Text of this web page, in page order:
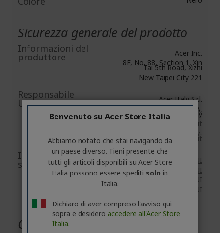
Sicurezza generale del prodotto
Informazioni del
produttore
Acer Inc.
8F, No. 88, Section 1, Xin
Tai 5th Road, Xizhi
New Taipei City 221
Responsabile
UE/importatore UE
Acer Italy S.r.l.
Viale delle Industrie 1/A,
20044 Arese (MI), Italy
https://www.acer.com/it-it
acer-italy-
srl@legalmail.it
Immagini/documenti
sulla sicurezza Accessori: disponibile
QUI
Networking: disponibile
QUI
eScooters: disponibile
QUI
QUI
Garanzia
Benvenuto su Acer Store Italia
Abbiamo notato che stai navigando da
un paese diverso. Tieni presente che
tutti gli articoli disponibili su Acer Store
Italia possono essere spediti solo in
Italia.
Dichiaro di aver compreso l'avviso qui
sopra e desidero accedere all'Acer Store
Italia.